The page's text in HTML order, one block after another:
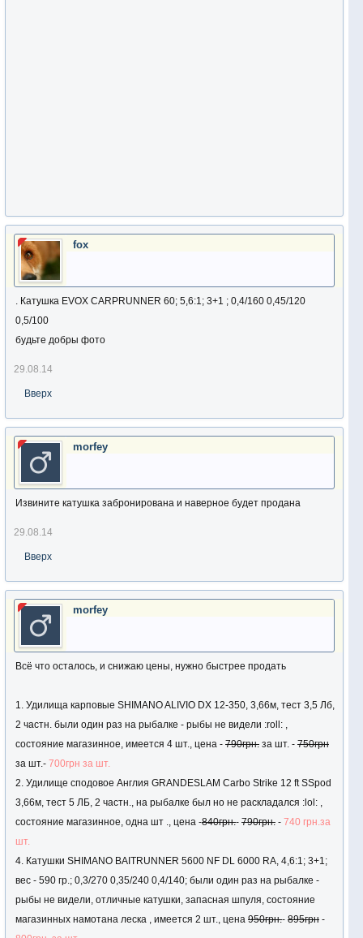
fox
. Катушка EVOX CARPRUNNER 60; 5,6:1; 3+1 ; 0,4/160 0,45/120
0,5/100
будьте добры фото
29.08.14
Вверх
morfey
Извините катушка забронирована и наверное будет продана
29.08.14
Вверх
morfey
Всё что осталось, и снижаю цены, нужно быстрее продать
1. Удилища карповые SHIMANO ALIVIO DX 12-350, 3,66м, тест 3,5 Лб,
2 частн. были один раз на рыбалке - рыбы не видели :roll: ,
состояние магазинное, имеется 4 шт., цена - 790грн. за шт. - 750грн
за шт.- 700грн за шт.
2. Удилище сподовое Англия GRANDESLAM Carbo Strike 12 ft SSpod
3,66м, тест 5 ЛБ, 2 частн., на рыбалке был но не раскладался :lol: ,
состояние магазинное, одна шт ., цена -840грн.- 790грн. - 740 грн.за
шт.
4. Катушки SHIMANO BAITRUNNER 5600 NF DL 6000 RA, 4,6:1; 3+1;
вес - 590 гр.; 0,3/270 0,35/240 0,4/140; были один раз на рыбалке -
рыбы не видели, отличные катушки, запасная шпуля, состояние
магазинных намотана леска , имеется 2 шт., цена 950грн.- 895грн -